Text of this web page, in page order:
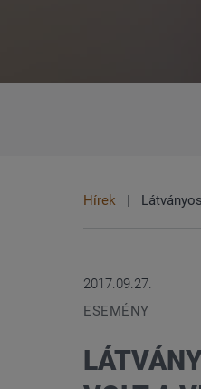
Hírek
2017.09.27.
ESEMÉNY